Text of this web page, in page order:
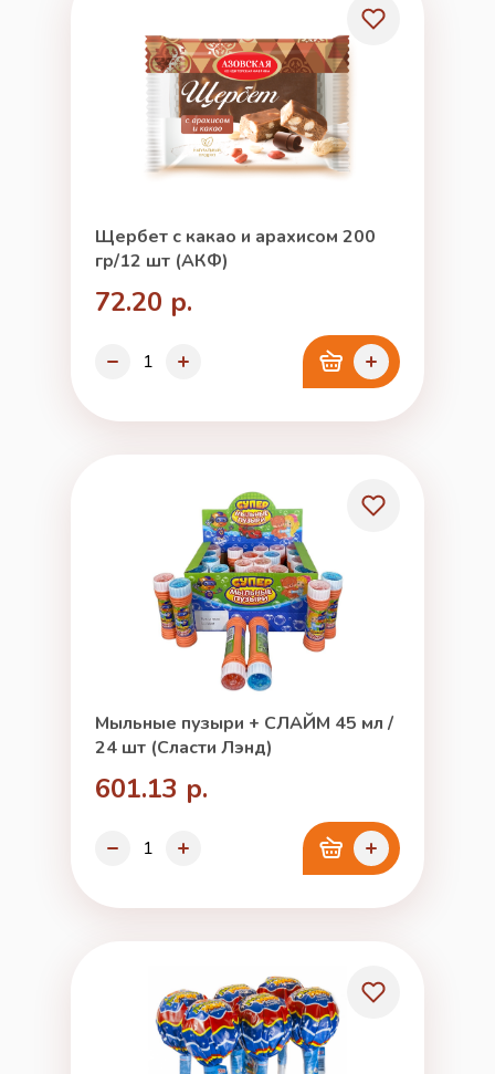
Щербет с какао и арахисом 200
гр/12 шт (АКФ)
72.20 р.
Мыльные пузыри + СЛАЙМ 45 мл /
24 шт (Сласти Лэнд)
601.13 р.